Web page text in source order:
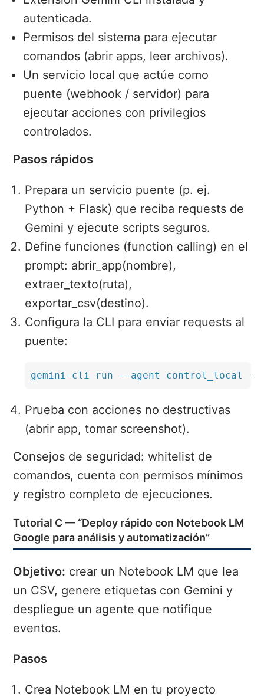
autenticada.
Permisos del sistema para ejecutar
comandos (abrir apps, leer archivos).
Un servicio local que actúe como
puente (webhook / servidor) para
ejecutar acciones con privilegios
controlados.
Pasos rápidos
Prepara un servicio puente (p. ej.
Python + Flask) que reciba requests de
Gemini y ejecute scripts seguros.
Define funciones (function calling) en el
prompt: abrir_app(nombre),
extraer_texto(ruta),
exportar_csv(destino).
Configura la CLI para enviar requests al
puente:
gemini-cli run --agent control_local --
Prueba con acciones no destructivas
(abrir app, tomar screenshot).
Consejos de seguridad: whitelist de
comandos, cuenta con permisos mínimos
y registro completo de ejecuciones.
Tutorial C — “Deploy rápido con Notebook LM
Google para análisis y automatización”
Objetivo: crear un Notebook LM que lea
un CSV, genere etiquetas con Gemini y
despliegue un agente que notifique
eventos.
Pasos
Crea Notebook LM en tu proyecto